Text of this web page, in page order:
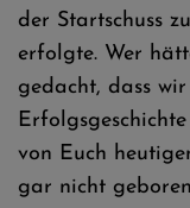
der Startschuss
erfolgte. Wer
gedacht, dass
von Euch
gar nicht